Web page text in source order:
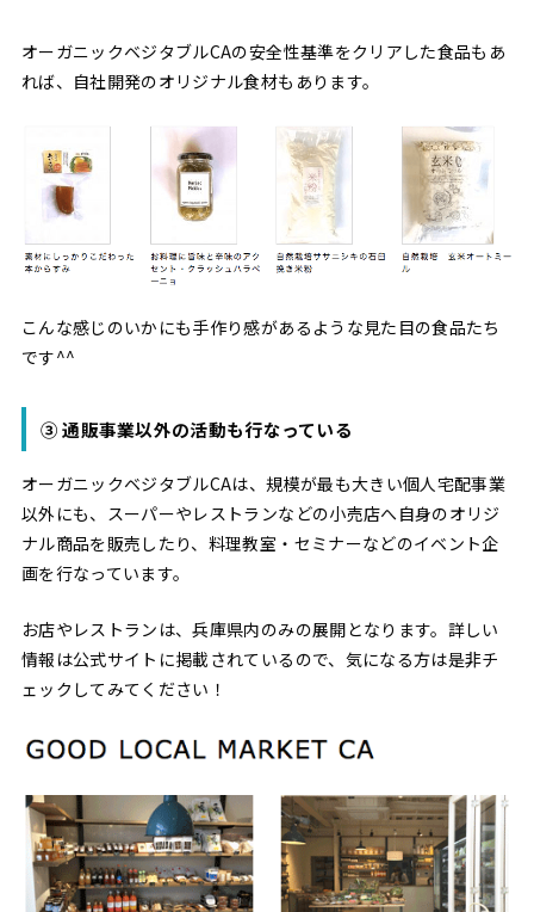
オーガニックベジタブルCAの安全性基準をクリアした食品もあ
れば、自社開発のオリジナル食材もあります。
こんな感じのいかにも手作り感があるような見た目の食品たち
です^^
③ 通販事業以外の活動も行なっている
オーガニックベジタブルCAは、規模が最も大きい個人宅配事業
以外にも、スーパーやレストランなどの小売店へ自身のオリジ
ナル商品を販売したり、料理教室・セミナーなどのイベント企
画を行なっています。
お店やレストランは、兵庫県内のみの展開となります。詳しい
情報は公式サイトに掲載されているので、気になる方は是非チ
ェックしてみてください！